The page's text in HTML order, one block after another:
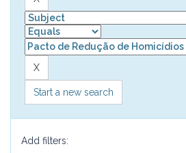
Start a new search
Add filters: